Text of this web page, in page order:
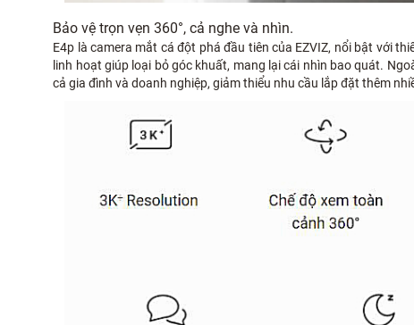
Bảo vệ trọn vẹn 360°, cả nghe và nhìn.
E4p là camera mắt cá đột phá đầu tiên của EZVIZ, nổi bật với
linh hoạt giúp loại bỏ góc khuất, mang lại cái nhìn bao quát.
cả gia đình và doanh nghiệp, giảm thiểu nhu cầu lắp đặt thêm